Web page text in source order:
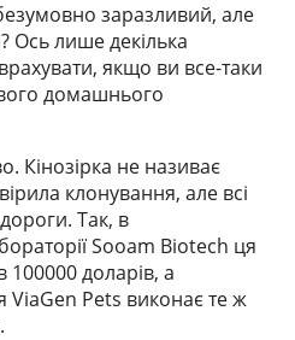
заразливий, але
Ось лише декілька
якщо ви все-таки
домашнього
Кінозірка не називає
клонування, але всі
Так, в
Sooam Biotech ця
100000 доларів, а
ViaGen Pets виконає те ж